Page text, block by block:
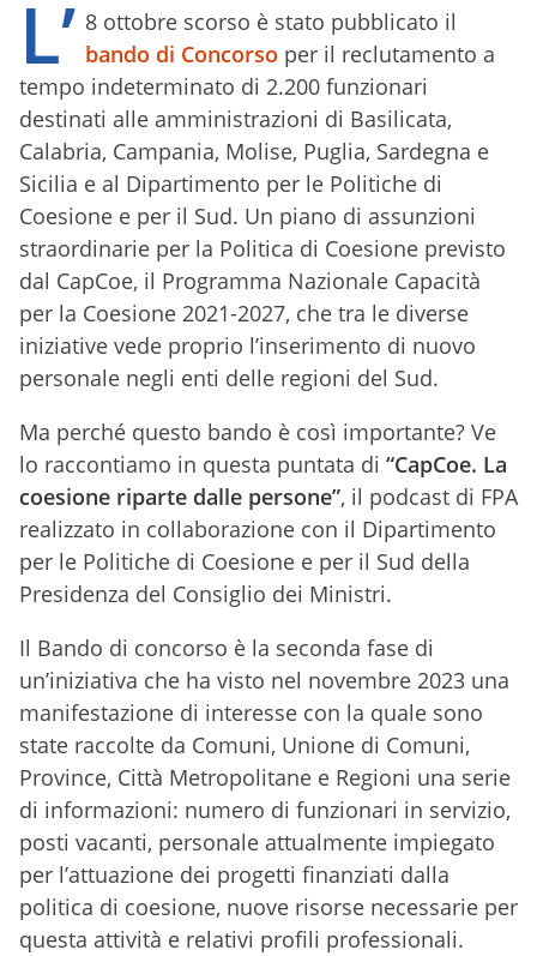
L’ 8 ottobre scorso è stato pubblicato il
bando di Concorso per il reclutamento a
tempo indeterminato di 2.200 funzionari
destinati alle amministrazioni di Basilicata,
Calabria, Campania, Molise, Puglia, Sardegna e
Sicilia e al Dipartimento per le Politiche di
Coesione e per il Sud. Un piano di assunzioni
straordinarie per la Politica di Coesione previsto
dal CapCoe, il Programma Nazionale Capacità
per la Coesione 2021-2027, che tra le diverse
iniziative vede proprio l’inserimento di nuovo
personale negli enti delle regioni del Sud.
Ma perché questo bando è così importante? Ve
lo raccontiamo in questa puntata di “CapCoe. La
coesione riparte dalle persone”, il podcast di FPA
realizzato in collaborazione con il Dipartimento
per le Politiche di Coesione e per il Sud della
Presidenza del Consiglio dei Ministri.
Il Bando di concorso è la seconda fase di
un’iniziativa che ha visto nel novembre 2023 una
manifestazione di interesse con la quale sono
state raccolte da Comuni, Unione di Comuni,
Province, Città Metropolitane e Regioni una serie
di informazioni: numero di funzionari in servizio,
posti vacanti, personale attualmente impiegato
per l’attuazione dei progetti finanziati dalla
politica di coesione, nuove risorse necessarie per
questa attività e relativi profili professionali.